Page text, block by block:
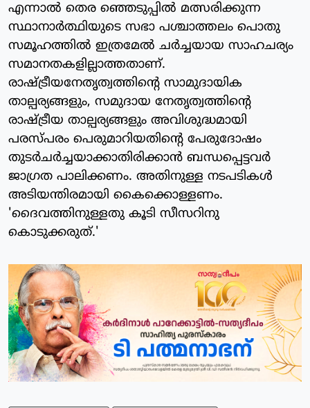
എന്നാല്‍ തെര ഞ്ഞെടുപ്പില്‍ മത്സരിക്കുന്ന
സ്ഥാനാര്‍ത്ഥിയുടെ സഭാ പശ്ചാത്തലം പൊതു
സമൂഹത്തില്‍ ഇത്രമേല്‍ ചര്‍ച്ചയായ സാഹചര്യം
സമാനതകളില്ലാത്തതാണ്.
രാഷ്ട്രീയനേതൃത്വത്തിന്റെ സാമുദായിക
താല്പര്യങ്ങളും, സമുദായ നേതൃത്വത്തിന്റെ
രാഷ്ട്രീയ താല്പര്യങ്ങളും അവിശുദ്ധമായി
പരസ്പരം പെരുമാറിയതിന്റെ പേരുദോഷം
തുടര്‍ചര്‍ച്ചയാക്കാതിരിക്കാന്‍ ബന്ധപ്പെട്ടവര്‍
ജാഗ്രത പാലിക്കണം. അതിനുള്ള നടപടികള്‍
അടിയന്തിരമായി കൈക്കൊള്ളണം.
'ദൈവത്തിനുള്ളതു കൂടി സീസറിനു
കൊടുക്കരുത്.'